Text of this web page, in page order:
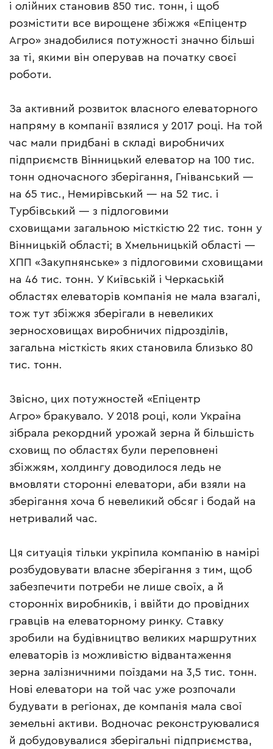
і олійних становив 850 тис. тонн, і щоб
розмістити все вирощене збіжжя «Епіцентр
Агро» знадобилися потужності значно більші
за ті, якими він оперував на початку своєї
роботи.
За активний розвиток власного елеваторного
напряму в компанії взялися у 2017 році. На той
час мали придбані в складі виробничих
підприємств Вінницький елеватор на 100 тис.
тонн одночасного зберігання, Гніванський —
на 65 тис., Немирівський — на 52 тис. і
Турбівський — з підлоговими
сховищами загальною місткістю 22 тис. тонн у
Вінницькій області; в Хмельницькій області —
ХПП «Закупнянське» з підлоговими сховищами
на 46 тис. тонн. У Київській і Черкаській
областях елеваторів компанія не мала взагалі,
тож тут збіжжя зберігали в невеликих
зерносховищах виробничих підрозділів,
загальна місткість яких становила близько 80
тис. тонн.
Звісно, цих потужностей «Епіцентр
Агро» бракувало. У 2018 році, коли Україна
зібрала рекордний урожай зерна й більшість
сховищ по областях були переповнені
збіжжям, холдингу доводилося ледь не
вмовляти сторонні елеватори, аби взяли на
зберігання хоча б невеликий обсяг і бодай на
нетривалий час.
Ця ситуація тільки укріпила компанію в намірі
розбудовувати власне зберігання з тим, щоб
забезпечити потреби не лише своїх, а й
сторонніх виробників, і ввійти до провідних
гравців на елеваторному ринку. Ставку
зробили на будівництво великих маршрутних
елеваторів із можливістю відвантаження
зерна залізничними поїздами на 3,5 тис. тонн.
Нові елеватори на той час уже розпочали
будувати в регіонах, де компанія мала свої
земельні активи. Водночас реконструювалися
й добудовувалися зберігальні підприємства,